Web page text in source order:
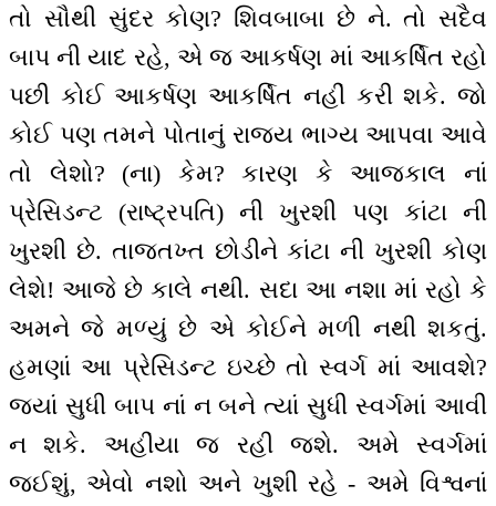
તો સૌથી સુંદર કોણ? શિવબાબા છે ને. તો સદૈવ
બાપ ની યાદ રહે, એ જ આકર્ષણ માં આકર્ષિત રહો
પછી કોઈ આકર્ષણ આકર્ષિત નહીં કરી શકે. જો
કોઈ પણ તમને પોતાનું રાજય ભાગ્ય આપવા આવે
તો લેશો? (ના) કેમ? કારણ કે આજકાલ નાં
પ્રેસિડન્ટ (રાષ્ટ્રપતિ) ની ખુરશી પણ કાંટા ની
ખુરશી છે. તાજતખ્ત છોડીને કાંટા ની ખુરશી કોણ
લેશે! આજે છે કાલે નથી. સદા આ નશા માં રહો કે
અમને જે મળ્યું છે એ કોઈને મળી નથી શકતું.
હમણાં આ પ્રેસિડન્ટ ઇચ્છે તો સ્વર્ગ માં આવશે?
જ્યાં સુધી બાપ નાં ન બને ત્યાં સુધી સ્વર્ગમાં આવી
ન શકે. અહીંયા જ રહી જશે. અમે સ્વર્ગમાં
જઈશું, એવો નશો અને ખુશી રહે - અમે વિશ્વનાં